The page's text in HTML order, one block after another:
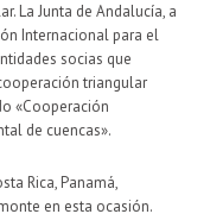
La Junta de Andalucía, a
Internacional para el
socias que
triangular
«Cooperación
de cuencas».
Rica, Panamá,
en esta ocasión.